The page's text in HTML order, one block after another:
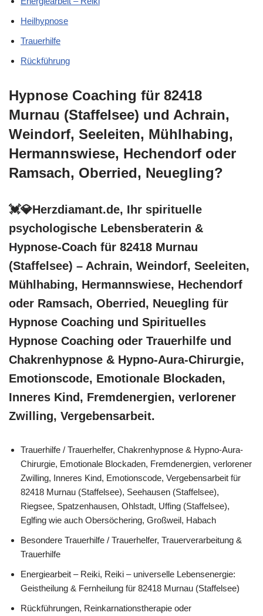
Heilhypnose
Trauerhilfe
Rückführung
Hypnose Coaching für 82418
Murnau (Staffelsee) und Achrain,
Weindorf, Seeleiten, Mühlhabing,
Hermannswiese, Hechendorf oder
Ramsach, Oberried, Neuegling?
💓️💎Herzdiamant.de, Ihr spirituelle
psychologische Lebensberaterin &
Hypnose-Coach für 82418 Murnau
(Staffelsee) – Achrain, Weindorf, Seeleiten,
Mühlhabing, Hermannswiese, Hechendorf
oder Ramsach, Oberried, Neuegling für
Hypnose Coaching und Spirituelles
Hypnose Coaching oder Trauerhilfe und
Chakrenhypnose & Hypno-Aura-Chirurgie,
Emotionscode, Emotionale Blockaden,
Inneres Kind, Fremdenergien, verlorener
Zwilling, Vergebensarbeit.
Trauerhilfe / Trauerhelfer, Chakrenhypnose & Hypno-Aura-
Chirurgie, Emotionale Blockaden, Fremdenergien, verlorener
Zwilling, Inneres Kind, Emotionscode, Vergebensarbeit für
82418 Murnau (Staffelsee), Seehausen (Staffelsee),
Riegsee, Spatzenhausen, Ohlstadt, Uffing (Staffelsee),
Eglfing wie auch Obersöchering, Großweil, Habach
Besondere Trauerhilfe / Trauerhelfer, Trauerverarbeitung &
Trauerhilfe
Energiearbeit – Reiki, Reiki – universelle Lebensenergie:
Geistheilung & Fernheilung für 82418 Murnau (Staffelsee)
Rückführungen, Reinkarnationstherapie oder